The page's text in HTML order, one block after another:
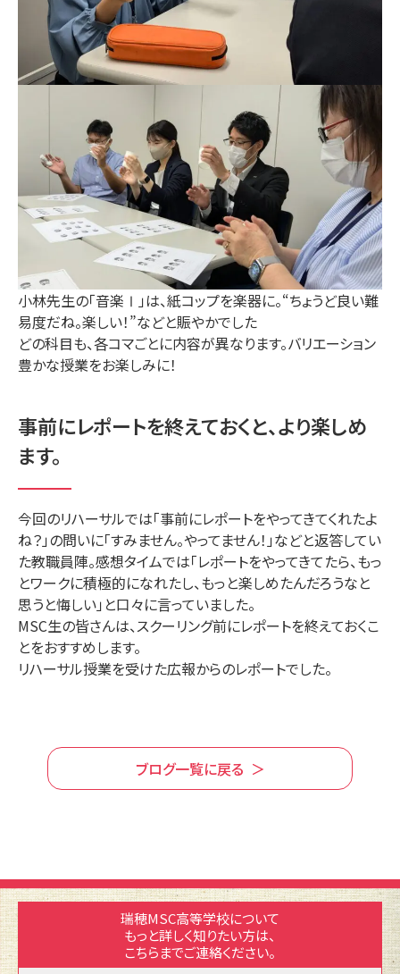
小林先生の「音楽Ⅰ」は、紙コップを楽器に。“ちょうど良い難
易度だね。楽しい！”などと賑やかでした
どの科目も、各コマごとに内容が異なります。バリエーション
豊かな授業をお楽しみに！
事前にレポートを終えておくと、より楽しめ
ます。
今回のリハーサルでは「事前にレポートをやってきてくれたよ
ね？」の問いに「すみません。やってません！」などと返答してい
た教職員陣。感想タイムでは「レポートをやってきてたら、もっ
とワークに積極的になれたし、もっと楽しめたんだろうなと
思うと悔しい」と口々に言っていました。
MSC生の皆さんは、スクーリング前にレポートを終えておくこ
とをおすすめします。
リハーサル授業を受けた広報からのレポートでした。
ブログ一覧に戻る
瑞穂MSC高等学校について
もっと詳しく知りたい方は、
こちらまでご連絡ください。